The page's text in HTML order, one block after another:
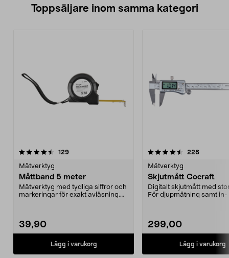
Toppsäljare inom samma kategori
129recensioner
Mätverktyg
Måttband 5 meter
Mätverktyg med tydliga siffror och
markeringar för exakt avläsning.
39,90
Lägg i varukorg
4.5 av 5 stjärnor 228
Mätverktyg
Skjutmått Cocraft
Digitalt skjutmått med
För djupmätning samt in-
299,00
Lägg i varukorg
4.5 av 5 stjärnor